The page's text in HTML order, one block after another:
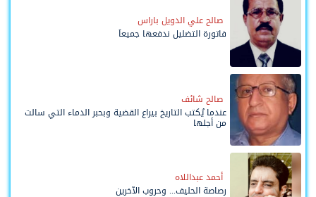
صالح علي الدويل باراس
فاتورة التضليل ندفعها جميعاً
صالح شائف
عندما يُكتب التاريخ بيراع القضية وبحبر الدماء التي سالت
من أجلها
أحمد عبداللاه
رصاصة الحليف... وحروب الآخرين